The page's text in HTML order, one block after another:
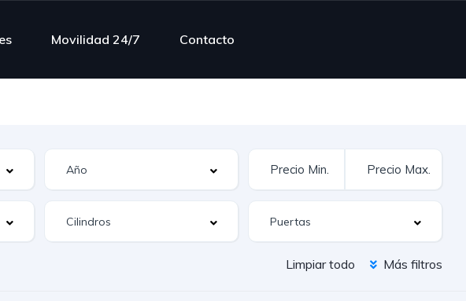
Movilidad 24/7 Contacto
Limpiar todo Más filtros